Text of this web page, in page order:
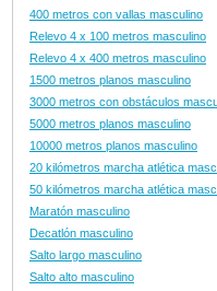
400 metros con vallas masculino
Relevo 4 x 100 metros masculino
Relevo 4 x 400 metros masculino
1500 metros planos masculino
3000 metros con obstáculos
5000 metros planos masculino
10000 metros planos masculino
20 kilómetros marcha atlética
50 kilómetros marcha atlética
Maratón masculino
Decatlón masculino
Salto largo masculino
Salto alto masculino